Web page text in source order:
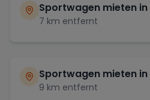
Sportwagen mieten in
7 km entfernt
Sportwagen mieten in
9 km entfernt